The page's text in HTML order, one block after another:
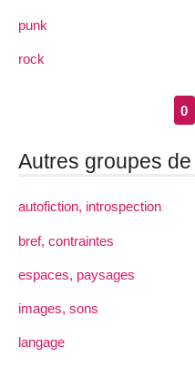
punk
rock
0
Autres groupes
autofiction, introspection
bref, contraintes
espaces, paysages
images, sons
langage